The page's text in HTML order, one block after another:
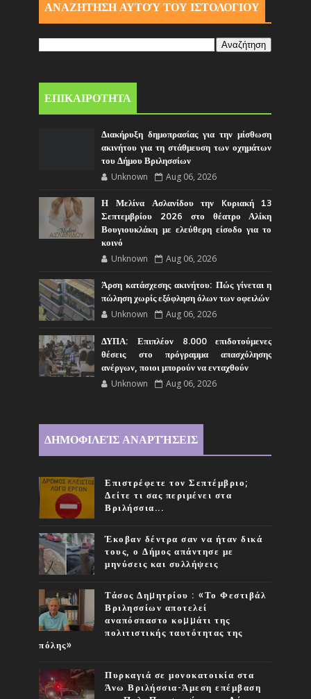
ΑΝΑΖΗΤΗΣΗ ΑΥΤΟΎ ΤΟΥ ΙΣΤΟΛΟΓΙΟΥ
ΕΠΙΚΑΙΡΟΤΗΤΑ
Διακήρυξη δημοπρασίας για την μίσθωση
ακινήτου για τη στάθμευση των οχημάτων
του Δήμου Βριλησσίων
Unknown Aug 06, 2026
Η Μελίνα Ασλανίδου την Kυριακή 13
Σεπτεμβρίου 2026 στο θέατρο Αλίκη
Βουγιουκλάκη με ελεύθερη είσοδο για το
κοινό
Unknown Aug 06, 2026
Άρση κατάσχεσης ακινήτου: Πώς γίνεται η
πώληση χωρίς εξόφληση όλων των οφειλών
Unknown Aug 06, 2026
ΔΥΠΑ: Επιπλέον 8.000 επιδοτούμενες
θέσεις στο πρόγραμμα απασχόλησης
ανέργων, ποιοι μπορούν να ενταχθούν
Unknown Aug 06, 2026
ΔΗΜΟΦΙΛΕΊΣ ΑΝΑΡΤΉΣΕΙΣ
Επιστρέφετε τον Σεπτέμβριο;
Δείτε τι σας περιμένει στα
Βριλήσσια...
Έκοβαν δέντρα σαν να ήταν δικά
τους, ο Δήμος απάντησε με
μηνύσεις και συλλήψεις
Τάσος Δηµητρίου : «Το Φεστιβάλ
Βριλησσίων αποτελεί
αναπόσπαστο κοµµάτι της
πολιτιστικής ταυτότητας της
πόλης»
Πυρκαγιά σε μονοκατοικία στα
Άνω Βριλήσσια-Άμεση επέμβαση